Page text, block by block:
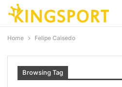
Home Felipe Caisedo
Browsing Tag